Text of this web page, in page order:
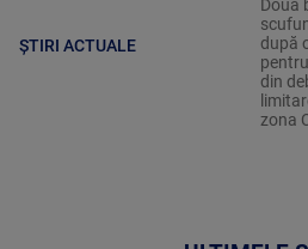
ȘTIRI ACTUALE
Două
după
din
zona